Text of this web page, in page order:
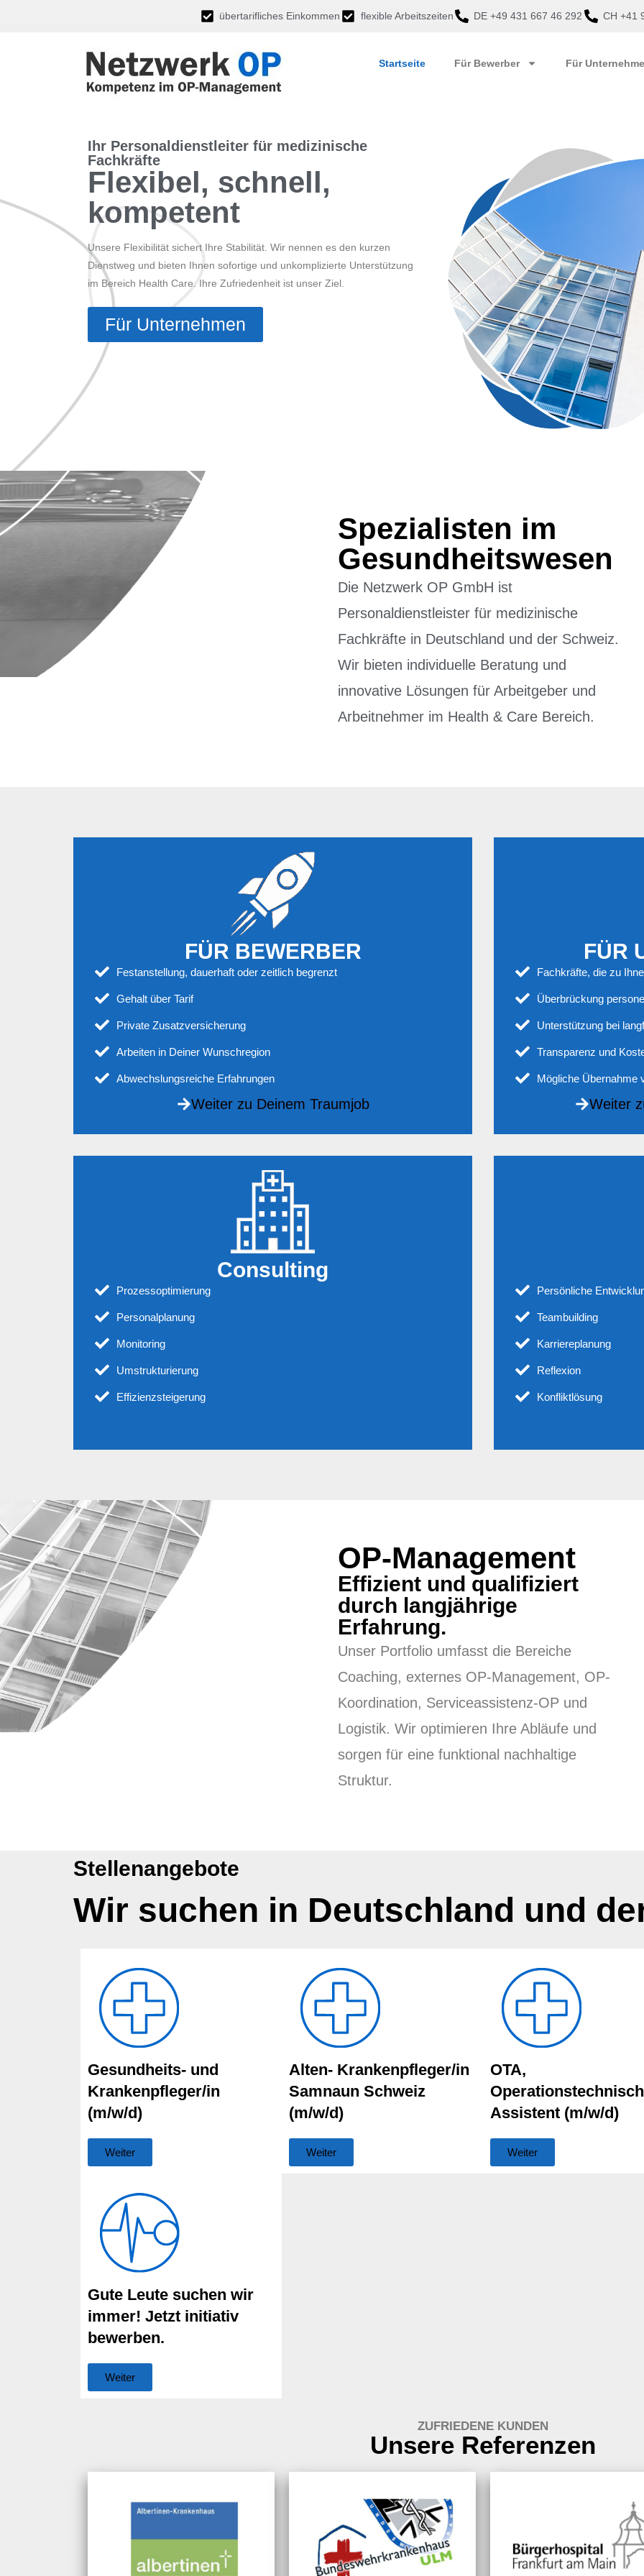
übertarifliches Einkommen flexible Arbeitszeiten DE +49 431 667 46 292 CH +41
Startseite Für Bewerber Für
Ihr Personaldienstleiter für medizinische
Fachkräfte
Flexibel, schnell,
kompetent
Unsere Flexibilität sichert Ihre Stabilität. Wir nennen es den kurzen
Dienstweg und bieten Ihnen sofortige und unkomplizierte Unterstützung
im Bereich Health Care. Ihre Zufriedenheit ist unser Ziel.
Für Unternehmen
Spezialisten im
Gesundheitswesen
Die Netzwerk OP GmbH ist
Personaldienstleister für medizinische
Fachkräfte in Deutschland und der Schweiz.
Wir bieten individuelle Beratung und
innovative Lösungen für Arbeitgeber und
Arbeitnehmer im Health & Care Bereich.
FÜR BEWERBER
Festanstellung, dauerhaft oder zeitlich begrenzt
Gehalt über Tarif
Private Zusatzversicherung
Arbeiten in Deiner Wunschregion
Abwechslungsreiche Erfahrungen
Weiter zu Deinem Traumjob
FÜR
Fachkräfte, die zu
Überbrückung
Unterstützung bei
Transparenz und
Mögliche Übernahme
Weiter
Consulting
Prozessoptimierung
Personalplanung
Monitoring
Umstrukturierung
Effizienzsteigerung
Persönliche
Teambuilding
Karriereplanung
Reflexion
Konfliktlösung
OP-Management
Effizient und qualifiziert
durch langjährige
Erfahrung.
Unser Portfolio umfasst die Bereiche
Coaching, externes OP-Management, OP-
Koordination, Serviceassistenz-OP und
Logistik. Wir optimieren Ihre Abläufe und
sorgen für eine funktional nachhaltige
Struktur.
Stellenangebote
Wir suchen in Deutschland und
Gesundheits- und
Krankenpfleger/in
(m/w/d)
Weiter
Alten- Krankenpfleger/in
Samnaun Schweiz
(m/w/d)
Weiter
OTA,
Assistent (m/w/d)
Weiter
Gute Leute suchen wir
immer! Jetzt initiativ
bewerben.
Weiter
ZUFRIEDENE KUNDEN
Unsere Referenzen